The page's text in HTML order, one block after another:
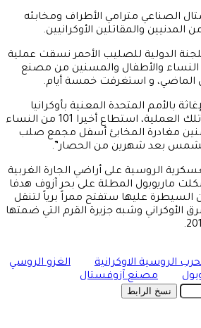
الصناعي مترامي الأطراف ومخابئه
المدنيين والمقاتلين الأوكرانيين.
الدولية للصليب الأحمر نسقت عملية
النساء والأطفال والمسنين من مصنع
بالأمم المتحدة المعنية بأوكرانيا
أوسنات لوبراني “بفضل تلك العملية، استطاع أخيرا 101 من النساء
مغادرة المخابئ أسفل مجمع صلب
بعد شهرين من الحصار”.
الروسية على أراضي الجارة الغربية
شكلت ماريوبول المطلة على بحر آزوف هدفا
السيطرة عليها ستفتح ممراً برياً لتنقل
الأوكراني وشبه جزيرة القرم التي ضمتها
الروسية الاوكرانية
الغزو الروسي
مصنع آزوفستال
نسخ الرابط